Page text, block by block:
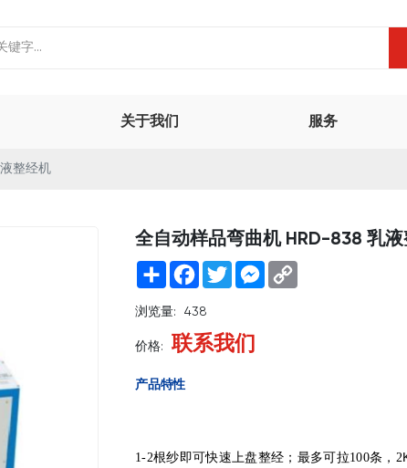
关于我们 服务
整经机
全自动样品弯曲机 HRD-838 乳
Share Facebook
TwitterMessenger
浏览量: 438
价格: 联系我们
产品特性
1-2根纱即可快速上盘整经；最多可拉100条， 2